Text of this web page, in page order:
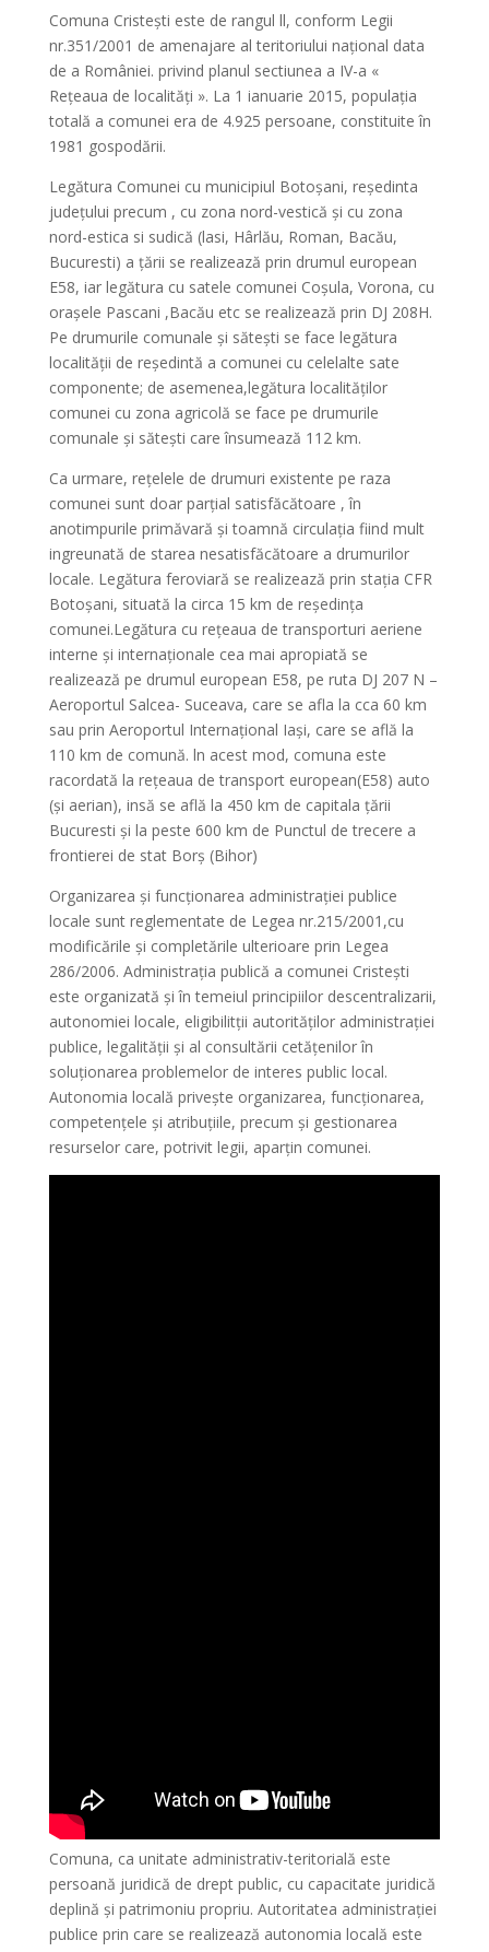
Comuna Cristeşti este de rangul ll, conform Legii
nr.351/2001 de amenajare al teritoriului naţional data
de a României. privind planul sectiunea a IV-a «
Reţeaua de localităţi ». La 1 ianuarie 2015, populaţia
totală a comunei era de 4.925 persoane, constituite în
1981 gospodării.
Legătura Comunei cu municipiul Botoşani, reşedinta
judeţului precum , cu zona nord-vestică şi cu zona
nord-estica si sudică (lasi, Hârlău, Roman, Bacău,
Bucuresti) a ţării se realizează prin drumul european
E58, iar legătura cu satele comunei Coşula, Vorona, cu
oraşele Pascani ,Bacău etc se realizează prin DJ 208H.
Pe drumurile comunale şi săteşti se face legătura
localităţii de reşedintă a comunei cu celelalte sate
componente; de asemenea,legătura localităţilor
comunei cu zona agricolă se face pe drumurile
comunale şi săteşti care însumează 112 km.
Ca urmare, reţelele de drumuri existente pe raza
comunei sunt doar parţial satisfăcătoare , în
anotimpurile primăvară şi toamnă circulaţia fiind mult
ingreunată de starea nesatisfăcătoare a drumurilor
locale. Legătura feroviară se realizează prin staţia CFR
Botoşani, situată la circa 15 km de reşedinţa
comunei.Legătura cu reţeaua de transporturi aeriene
interne şi internaţionale cea mai apropiată se
realizează pe drumul european E58, pe ruta DJ 207 N –
Aeroportul Salcea- Suceava, care se afla la cca 60 km
sau prin Aeroportul Internaţional Iaşi, care se află la
110 km de comună. ln acest mod, comuna este
racordată la reţeaua de transport european(E58) auto
(şi aerian), insă se află la 450 km de capitala ţării
Bucuresti şi la peste 600 km de Punctul de trecere a
frontierei de stat Borş (Bihor)
Organizarea şi funcţionarea administraţiei publice
locale sunt reglementate de Legea nr.215/2001,cu
modificările şi completările ulterioare prin Legea
286/2006. Administraţia publică a comunei Cristeşti
este organizată şi în temeiul principiilor descentralizarii,
autonomiei locale, eligibilitţii autorităţilor administraţiei
publice, legalităţii şi al consultării cetăţenilor în
soluţionarea problemelor de interes public local.
Autonomia locală priveşte organizarea, funcţionarea,
competenţele şi atribuţiile, precum şi gestionarea
resurselor care, potrivit legii, aparţin comunei.
Comuna, ca unitate administrativ-teritorială este
persoană juridică de drept public, cu capacitate juridică
deplină şi patrimoniu propriu. Autoritatea administraţiei
publice prin care se realizează autonomia locală este